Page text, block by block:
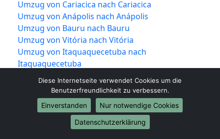
Umzug von Cariacica nach Cariacica
Umzug von Anápolis nach Anápolis
Umzug von Bauru nach Bauru
Umzug von Vitória nach Vitória
Umzug von Itaquaquecetuba nach
Itaquaquecetuba
Umzug von São Vicente nach São Vicente
Umzug von Rio Branco nach Rio Branco
Umzug von Canoas nach Canoas
Umzug von Franca nach Franca
Umzug von Ponta Grossa nach Ponta Grossa
Diese Internetseite verwendet Cookies um die
Benutzerfreundlichkeit zu verbessern.
Einverstanden
Nur notwendige Cookies
Datenschutzerklärung